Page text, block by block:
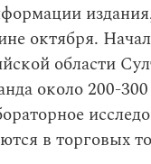
октября.
области
около 200-
в торговых